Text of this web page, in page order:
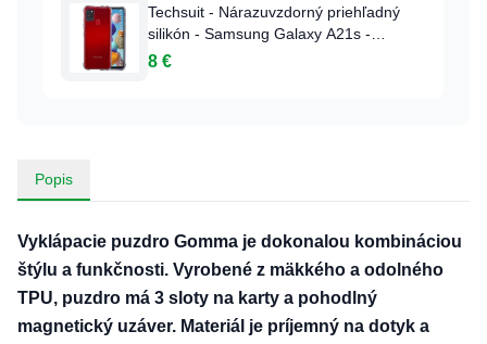
Techsuit - Nárazuvzdorný priehľadný
silikón - Samsung Galaxy A21s -
Dymovo čierne puzdro
8 €
Popis
Vyklápacie puzdro Gomma je dokonalou kombináciou
štýlu a funkčnosti. Vyrobené z mäkkého a odolného
TPU, puzdro má 3 sloty na karty a pohodlný
magnetický uzáver. Materiál je príjemný na dotyk a